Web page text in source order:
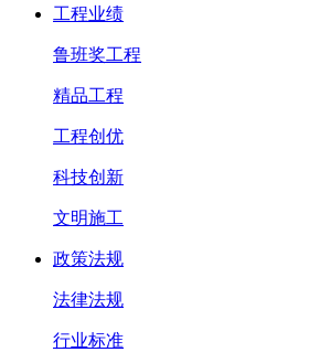
工程业绩
鲁班奖工程
精品工程
工程创优
科技创新
文明施工
政策法规
法律法规
行业标准